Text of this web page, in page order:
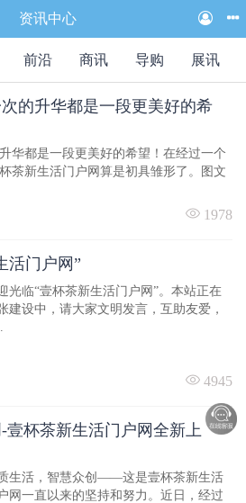
资讯中心
前沿 商讯 导购 展讯
的升华都是一段更美好的希
华都是一段更美好的希望！在经过一个
茶新生活门户网算是初具雏形了。图文
1978
活门户网”
光临“壹杯茶新生活门户网”。本站正在
建设中，请大家文明发言，互助友爱，
4945
壹杯茶新生活门户网全新上
生活，智慧众创——这是壹杯茶新生活
网一直以来的坚持和努力。近日，经过